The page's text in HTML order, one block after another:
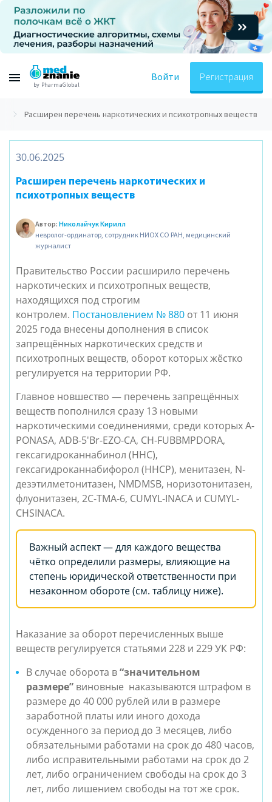
by PharmaGlobal
Войти Регистрация
Расширен перечень наркотических и психотропных веществ
30.06.2025
Расширен перечень наркотических и
психотропных веществ
Автор: Николайчук Кирилл
невролог-ординатор, сотрудник НИОХ СО РАН, медицинский
журналист
Правительство России расширило перечень
наркотических и психотропных веществ,
находящихся под строгим
контролем. Постановлением № 880 от 11 июня
2025 года внесены дополнения в список
запрещённых наркотических средств и
психотропных веществ, оборот которых жёстко
регулируется на территории РФ.
Главное новшество — перечень запрещённых
веществ пополнился сразу 13 новыми
наркотическими соединениями, среди которых A-
PONASA, ADB-5'Br-EZO-CA, CH-FUBBMPDORA,
гексагидроканнабинол (HHC),
гексагидроканнабифорол (HHCP), менитазен, N-
дезэтилметонитазен, NMDMSB, норизотонитазен,
флуонитазен, 2C-TMA-6, CUMYL-INACA и CUMYL-
CHSINACA.
Важный аспект — для каждого вещества
чётко определили размеры, влияющие на
степень юридической ответственности при
незаконном обороте (см. таблицу ниже).
Наказание за оборот перечисленных выше
веществ регулируется статьями 228 и 229 УК РФ:
В случае оборота в“значительном
размере” виновные наказываются штрафом в
размере до 40 000 рублей или в размере
заработной платы или иного дохода
осужденного за период до 3 месяцев, либо
обязательными работами на срок до 480 часов,
либо исправительными работами на срок до 2
лет, либо ограничением свободы на срок до 3
лет, либо лишением свободы на тот же срок.